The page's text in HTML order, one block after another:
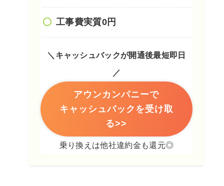
工事費実質0円
＼キャッシュバックが開通後最短即日
／
アウンカンパニーで
キャッシュバックを受け取
る>>
乗り換えは他社違約金も還元◎